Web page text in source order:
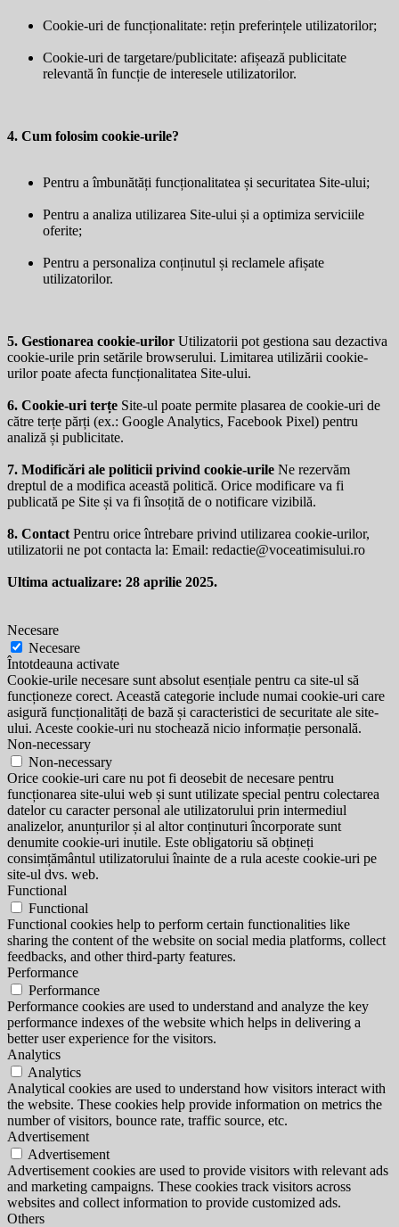
Cookie-uri de funcționalitate: rețin preferințele utilizatorilor;
Cookie-uri de targetare/publicitate: afișează publicitate
relevantă în funcție de interesele utilizatorilor.
4. Cum folosim cookie-urile?
Pentru a îmbunătăți funcționalitatea și securitatea Site-ului;
Pentru a analiza utilizarea Site-ului și a optimiza serviciile
oferite;
Pentru a personaliza conținutul și reclamele afișate
utilizatorilor.
5. Gestionarea cookie-urilor Utilizatorii pot gestiona sau dezactiva
cookie-urile prin setările browserului. Limitarea utilizării cookie-
urilor poate afecta funcționalitatea Site-ului.
6. Cookie-uri terțe Site-ul poate permite plasarea de cookie-uri de
către terțe părți (ex.: Google Analytics, Facebook Pixel) pentru
analiză și publicitate.
7. Modificări ale politicii privind cookie-urile Ne rezervăm
dreptul de a modifica această politică. Orice modificare va fi
publicată pe Site și va fi însoțită de o notificare vizibilă.
8. Contact Pentru orice întrebare privind utilizarea cookie-urilor,
utilizatorii ne pot contacta la: Email: redactie@voceatimisului.ro
Ultima actualizare: 28 aprilie 2025.
Necesare
Necesare
Întotdeauna activate
Cookie-urile necesare sunt absolut esențiale pentru ca site-ul să
funcționeze corect. Această categorie include numai cookie-uri care
asigură funcționalități de bază și caracteristici de securitate ale site-
ului. Aceste cookie-uri nu stochează nicio informație personală.
Non-necessary
Non-necessary
Orice cookie-uri care nu pot fi deosebit de necesare pentru
funcționarea site-ului web și sunt utilizate special pentru colectarea
datelor cu caracter personal ale utilizatorului prin intermediul
analizelor, anunțurilor și al altor conținuturi încorporate sunt
denumite cookie-uri inutile. Este obligatoriu să obțineți
consimțământul utilizatorului înainte de a rula aceste cookie-uri pe
site-ul dvs. web.
Functional
Functional
Functional cookies help to perform certain functionalities like
sharing the content of the website on social media platforms, collect
feedbacks, and other third-party features.
Performance
Performance
Performance cookies are used to understand and analyze the key
performance indexes of the website which helps in delivering a
better user experience for the visitors.
Analytics
Analytics
Analytical cookies are used to understand how visitors interact with
the website. These cookies help provide information on metrics the
number of visitors, bounce rate, traffic source, etc.
Advertisement
Advertisement
Advertisement cookies are used to provide visitors with relevant ads
and marketing campaigns. These cookies track visitors across
websites and collect information to provide customized ads.
Others